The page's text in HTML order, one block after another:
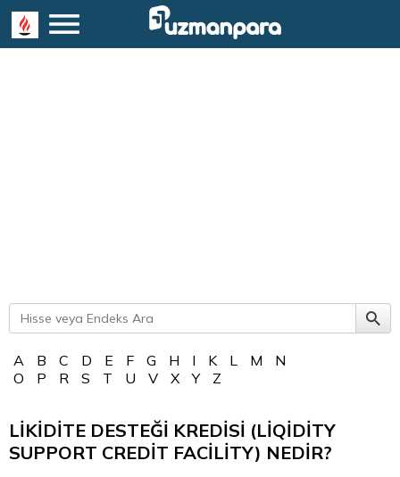
A B C D E F G H I K L M
N
O
P R S T U V X Y Z
LİKİDİTE DESTEĞİ KREDİSİ (LİQİDİTY
SUPPORT CREDİT FACİLİTY) NEDİR?